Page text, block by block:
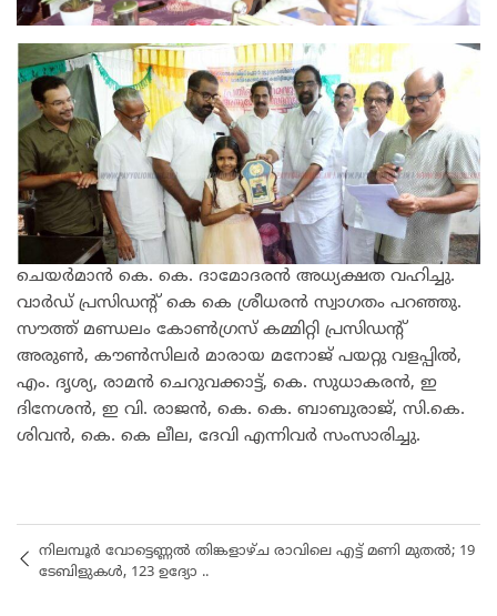
ചെയർമാൻ കെ. കെ. ദാമോദരൻ അധ്യക്ഷത വഹിച്ചു.
വാർഡ് പ്രസിഡന്റ്‌ കെ കെ ശ്രീധരൻ സ്വാഗതം പറഞ്ഞു.
സൗത്ത് മണ്ഡലം കോൺഗ്രസ്‌ കമ്മിറ്റി പ്രസിഡന്റ്‌
അരുൺ, കൗൺസിലർ മാരായ മനോജ്‌ പയറ്റു വളപ്പിൽ,
എം. ദൃശ്യ, രാമൻ ചെറുവക്കാട്ട്, കെ. സുധാകരൻ, ഇ
ദിനേശൻ, ഇ വി. രാജൻ, കെ. കെ. ബാബുരാജ്, സി.കെ.
ശിവൻ, കെ. കെ ലീല, ദേവി എന്നിവർ സംസാരിച്ചു.
നിലമ്പൂർ വോട്ടെണ്ണൽ തിങ്കളാഴ്ച രാവിലെ എട്ട് മണി മുതൽ; 19
ടേബിളുകൾ, 123 ഉദ്യോ ..